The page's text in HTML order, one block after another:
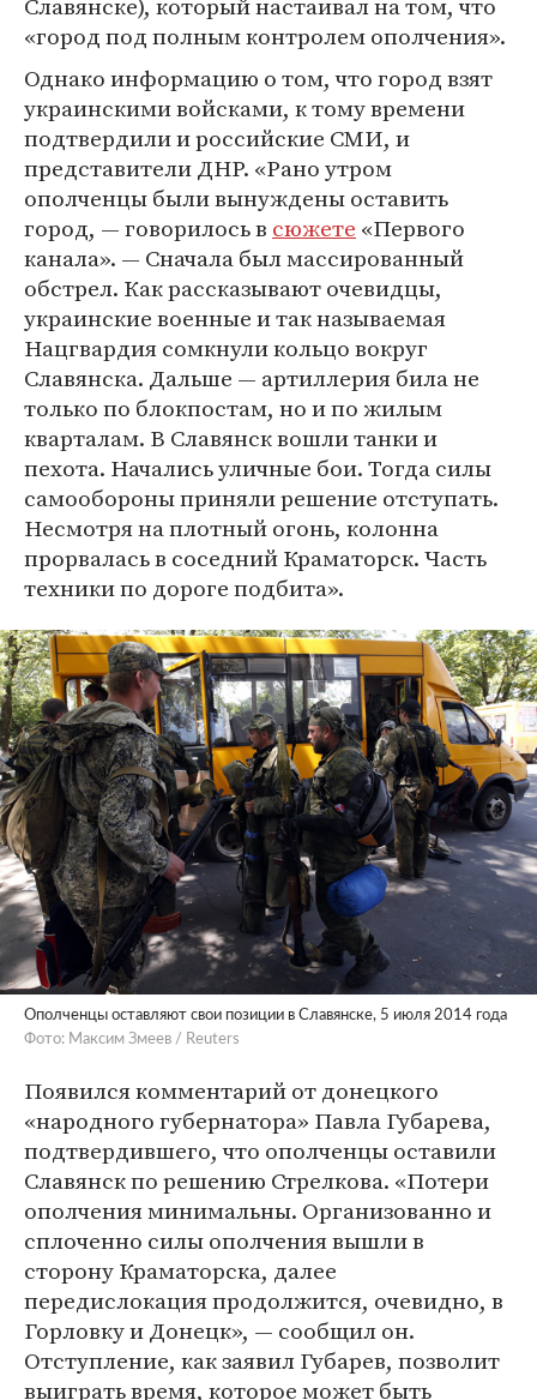
Славянске), который настаивал на том, что
«город под полным контролем ополчения».
Однако информацию о том, что город взят
украинскими войсками, к тому времени
подтвердили и российские СМИ, и
представители ДНР. «Рано утром
ополченцы были вынуждены оставить
город, — говорилось в сюжете «Первого
канала». — Сначала был массированный
обстрел. Как рассказывают очевидцы,
украинские военные и так называемая
Нацгвардия сомкнули кольцо вокруг
Славянска. Дальше — артиллерия била не
только по блокпостам, но и по жилым
кварталам. В Славянск вошли танки и
пехота. Начались уличные бои. Тогда силы
самообороны приняли решение отступать.
Несмотря на плотный огонь, колонна
прорвалась в соседний Краматорск. Часть
техники по дороге подбита».
Ополченцы оставляют свои позиции в Славянске, 5 июля 2014 года
Фото: Максим Змеев / Reuters
Появился комментарий от донецкого
«народного губернатора» Павла Губарева,
подтвердившего, что ополченцы оставили
Славянск по решению Стрелкова. «Потери
ополчения минимальны. Организованно и
сплоченно силы ополчения вышли в
сторону Краматорска, далее
передислокация продолжится, очевидно, в
Горловку и Донецк», — сообщил он.
Отступление, как заявил Губарев, позволит
выиграть время, которое может быть